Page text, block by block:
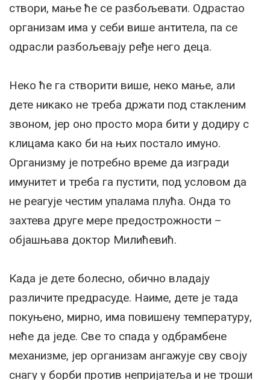
створи, мање ће се разбољевати. Одрастао
организам има у себи више антитела, па се
одрасли разбољевају ређе него деца.
Неко ће га створити више, неко мање, али
дете никако не треба држати под стакленим
звоном, јер оно просто мора бити у додиру с
клицама како би на њих постало имуно.
Организму је потребно време да изгради
имунитет и треба га пустити, под условом да
не реагује честим упалама плућа. Онда то
захтева друге мере предострожности –
објашњава доктор Милићевић.
Када је дете болесно, обично владају
различите предрасуде. Наиме, дете је тада
покуњено, мирно, има повишену температуру,
неће да једе. Све то спада у одбрамбене
механизме, јер организам ангажује сву своју
снагу у борби против непријатеља и не троши